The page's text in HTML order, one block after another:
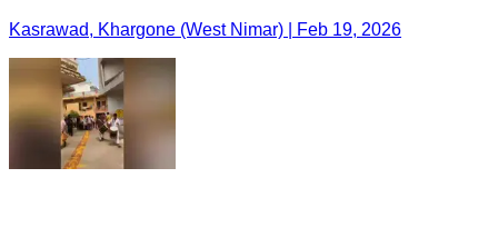
Kasrawad, Khargone (West Nimar) | Feb 19, 2026